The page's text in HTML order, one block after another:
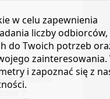
to
?
w celu zapewnienia
liczby odbiorców,
do Twoich potrzeb
zainteresowania.
i zapoznać się z